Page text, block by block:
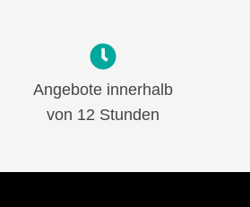
Angebote innerhalb
von 12 Stunden